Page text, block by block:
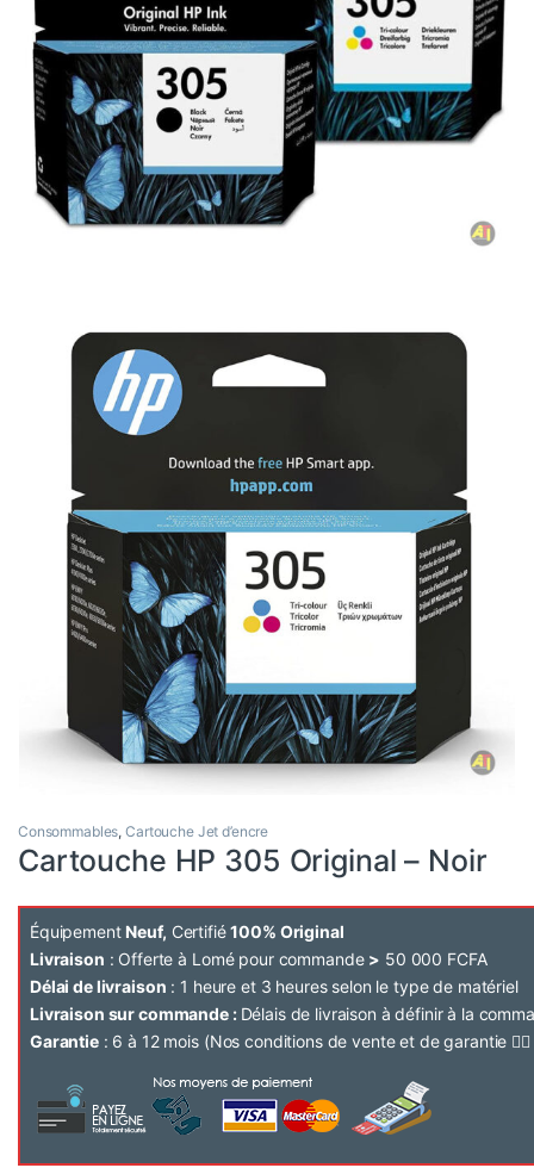
Consommables,Cartouche Jet d’encre
Cartouche HP 305 Original – Noir
Équipement Neuf, Certifié100% Original
Livraison : Offerte à Lomé pour commande > 50 000 FCFA
Délai de livraison : 1 heure et 3 heures selon le type de matériel
Livraison sur commande : Délais de livraison à définir à la
Garantie: 6 à 12 mois (Nos conditions de vente et de garantie 👉🏽